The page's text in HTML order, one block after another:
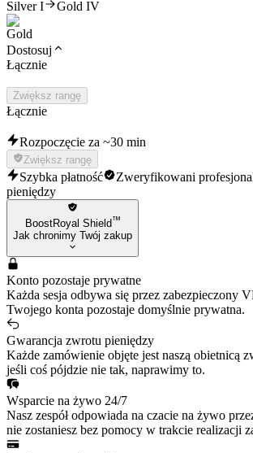
Silver I Gold IV
Dostosuj
Łącznie
Zwiększ rangę
Łącznie
Rozpoczęcie za ~30 min
Zwiększ rangę
Szybka płatność Zweryfikowani
pieniędzy
BoostRoyal Shield™
Jak chronimy Twój zakup
Konto pozostaje prywatne
Każda sesja odbywa się przez zabezpieczony
Twojego konta pozostaje domyślnie prywatna.
Gwarancja zwrotu pieniędzy
Każde zamówienie objęte jest naszą obietnicą
jeśli coś pójdzie nie tak, naprawimy to.
Wsparcie na żywo 24/7
Nasz zespół odpowiada na czacie na żywo
nie zostaniesz bez pomocy w trakcie realizacji